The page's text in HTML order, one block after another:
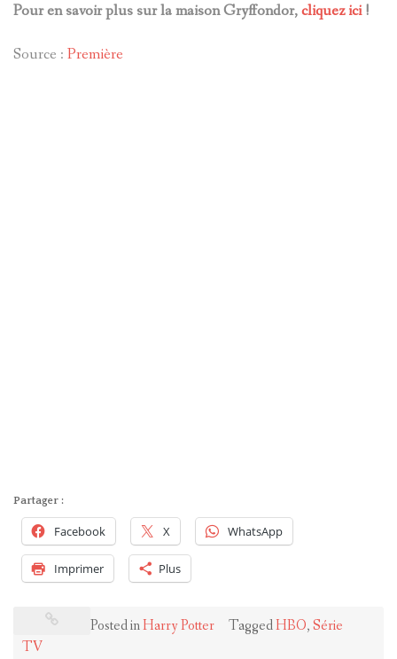
Pour en savoir plus sur la maison Gryffondor,cliquez ici!
Source : Première
Partager :
Facebook X WhatsApp
Imprimer Plus
Posted inHarry Potter TaggedHBO,Série
TV